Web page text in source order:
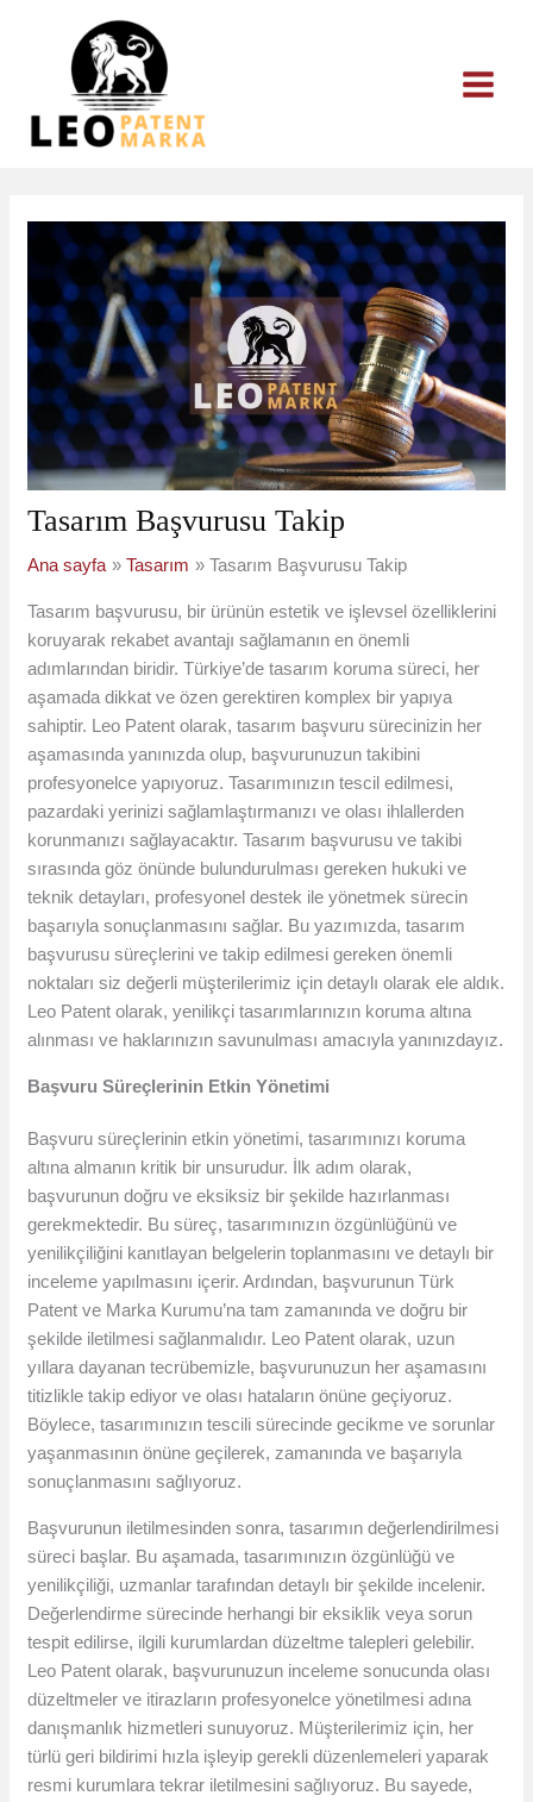
Tasarım Başvurusu Takip
Ana sayfa Tasarım Tasarım Başvurusu Takip
Tasarım başvurusu, bir ürünün estetik ve işlevsel özelliklerini
koruyarak rekabet avantajı sağlamanın en önemli
adımlarından biridir. Türkiye’de tasarım koruma süreci, her
aşamada dikkat ve özen gerektiren komplex bir yapıya
sahiptir. Leo Patent olarak, tasarım başvuru sürecinizin her
aşamasında yanınızda olup, başvurunuzun takibini
profesyonelce yapıyoruz. Tasarımınızın tescil edilmesi,
pazardaki yerinizi sağlamlaştırmanızı ve olası ihlallerden
korunmanızı sağlayacaktır. Tasarım başvurusu ve takibi
sırasında göz önünde bulundurulması gereken hukuki ve
teknik detayları, profesyonel destek ile yönetmek sürecin
başarıyla sonuçlanmasını sağlar. Bu yazımızda, tasarım
başvurusu süreçlerini ve takip edilmesi gereken önemli
noktaları siz değerli müşterilerimiz için detaylı olarak ele aldık.
Leo Patent olarak, yenilikçi tasarımlarınızın koruma altına
alınması ve haklarınızın savunulması amacıyla yanınızdayız.
Başvuru Süreçlerinin Etkin Yönetimi
Başvuru süreçlerinin etkin yönetimi, tasarımınızı koruma
altına almanın kritik bir unsurudur. İlk adım olarak,
başvurunun doğru ve eksiksiz bir şekilde hazırlanması
gerekmektedir. Bu süreç, tasarımınızın özgünlüğünü ve
yenilikçiliğini kanıtlayan belgelerin toplanmasını ve detaylı bir
inceleme yapılmasını içerir. Ardından, başvurunun Türk
Patent ve Marka Kurumu’na tam zamanında ve doğru bir
şekilde iletilmesi sağlanmalıdır. Leo Patent olarak, uzun
yıllara dayanan tecrübemizle, başvurunuzun her aşamasını
titizlikle takip ediyor ve olası hataların önüne geçiyoruz.
Böylece, tasarımınızın tescili sürecinde gecikme ve sorunlar
yaşanmasının önüne geçilerek, zamanında ve başarıyla
sonuçlanmasını sağlıyoruz.
Başvurunun iletilmesinden sonra, tasarımın değerlendirilmesi
süreci başlar. Bu aşamada, tasarımınızın özgünlüğü ve
yenilikçiliği, uzmanlar tarafından detaylı bir şekilde incelenir.
Değerlendirme sürecinde herhangi bir eksiklik veya sorun
tespit edilirse, ilgili kurumlardan düzeltme talepleri gelebilir.
Leo Patent olarak, başvurunuzun inceleme sonucunda olası
düzeltmeler ve itirazların profesyonelce yönetilmesi adına
danışmanlık hizmetleri sunuyoruz. Müşterilerimiz için, her
türlü geri bildirimi hızla işleyip gerekli düzenlemeleri yaparak
resmi kurumlara tekrar iletilmesini sağlıyoruz. Bu sayede,